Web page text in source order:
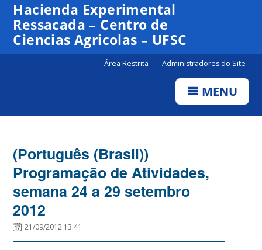
Hacienda Experimental
Ressacada – Centro de
Ciencias Agricolas – UFSC
Área Restrita Administradores do Site
MENU
(Português (Brasil))
Programação de Atividades,
semana 24 a 29 setembro
2012
21/09/2012 13:41